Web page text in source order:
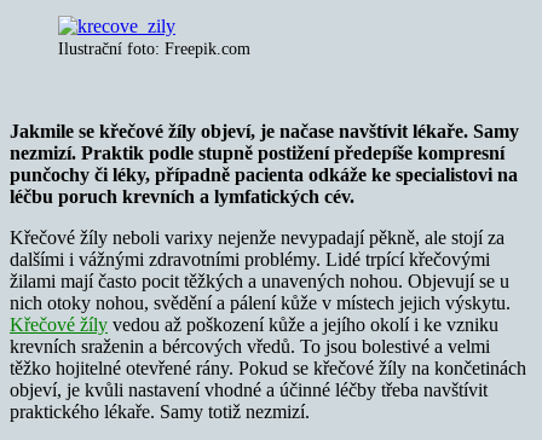
Ilustrační foto: Freepik.com
Jakmile se křečové žíly objeví, je načase navštívit lékaře. Samy
nezmizí. Praktik podle stupně postižení předepíše kompresní
punčochy či léky, případně pacienta odkáže ke specialistovi na
léčbu poruch krevních a lymfatických cév.
Křečové žíly neboli varixy nejenže nevypadají pěkně, ale stojí za
dalšími i vážnými zdravotními problémy. Lidé trpící křečovými
žilami mají často pocit těžkých a unavených nohou. Objevují se u
nich otoky nohou, svědění a pálení kůže v místech jejich výskytu.
Křečové žíly vedou až poškození kůže a jejího okolí i ke vzniku
krevních sraženin a bércových vředů. To jsou bolestivé a velmi
těžko hojitelné otevřené rány. Pokud se křečové žíly na končetinách
objeví, je kvůli nastavení vhodné a účinné léčby třeba navštívit
praktického lékaře. Samy totiž nezmizí.